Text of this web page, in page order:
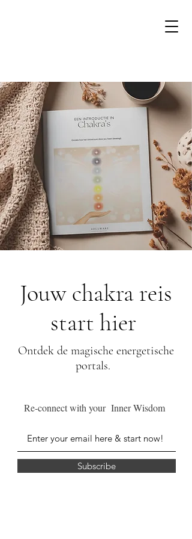
Jouw chakra reis
start hier
Ontdek de magische energetische
portals.
Re-connect with your Inner Wisdom
Subscribe